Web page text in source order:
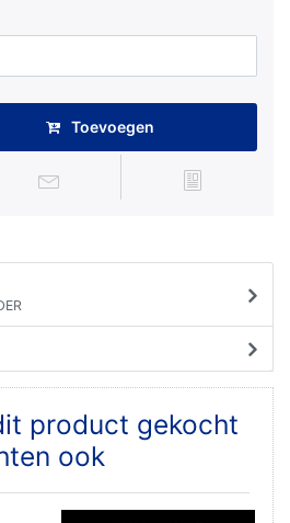
Toevoegen
product gekocht
ook